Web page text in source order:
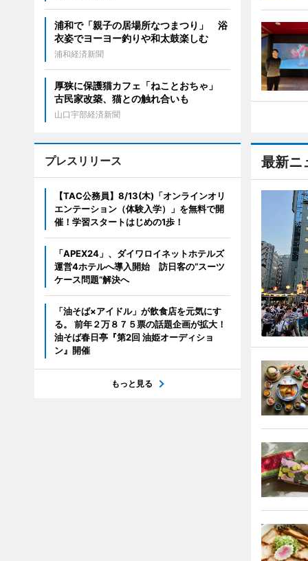
最新ニ
浦和で「親子の居場所なつまつり」 浴
衣姿でヨーヨー釣りや和太鼓楽しむ
浦和経済新聞
厚狭に保護猫カフェ「ねことおちゃ」
古民家改築、猫との触れ合いも
山口宇部経済新聞
プレスリリース
【TAC公務員】8/13(木)「オンラインオリ
エンテーション（体験入学）」を無料で開
催！学習スタートはじめの1歩！
「APEX24」、ダイワロイネットホテルズ
運営4ホテルへ導入開始 訪日客の“スーツ
ケース問題”解決へ
「油そば×アイドル」が飲食店を元気にす
る。 前年２万８７５票の話題企画が拡大！
油そば春日亭『第2回 油姫オーディショ
ン』開催
もっと見る